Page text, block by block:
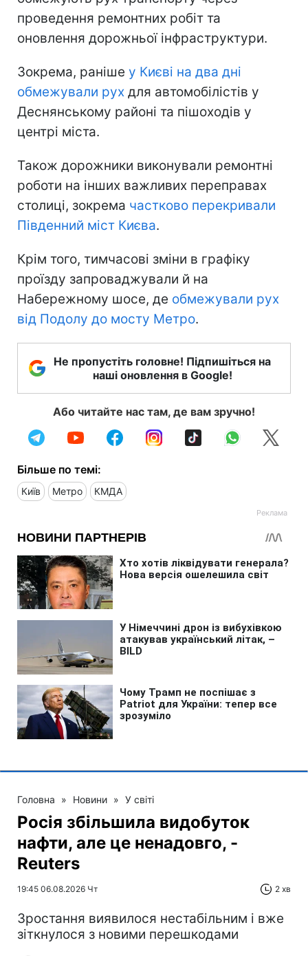
проведення ремонтних робіт та
оновлення дорожньої інфраструктури.
Зокрема, раніше у Києві на два дні
обмежували рух для автомобілістів у
Деснянському районі та пішоходів у
центрі міста.
Також дорожники виконували ремонтні
роботи на інших важливих переправах
столиці, зокрема частково перекривали
Південний міст Києва.
Крім того, тимчасові зміни в графіку
проїзду запроваджували й на
Набережному шосе, де обмежували рух
від Подолу до мосту Метро.
Не пропустіть головне! Підпишіться на
наші оновлення в Google!
Або читайте нас там, де вам зручно!
Більше по темі:
Київ Метро КМДА
Головна » Новини » У світі
Росія збільшила видобуток
нафти, але це ненадовго, -
Reuters
19:45 06.08.2026 Чт 2 хв
Зростання виявилося нестабільним і вже
зіткнулося з новими перешкодами